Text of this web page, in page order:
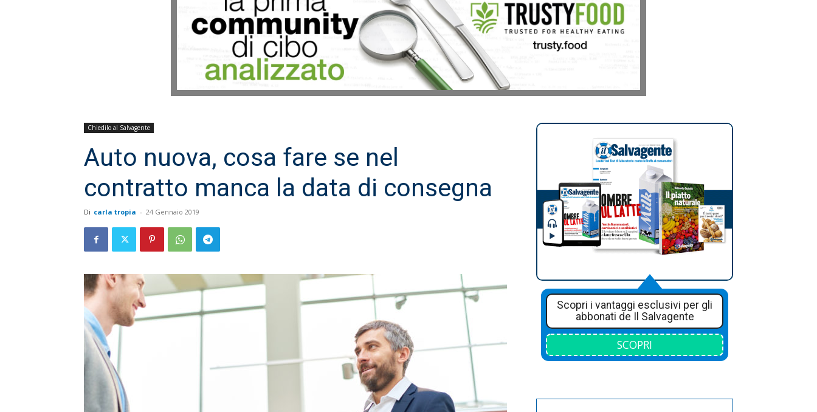
Salvagente
Chiedilo al Salvagente
Auto nuova, cosa fare se nel
contratto manca la data di consegna
Di carla tropia - 24 Gennaio 2019
Scopri i vantaggi esclusivi per gli
abbonati de Il Salvagente
SCOPRI